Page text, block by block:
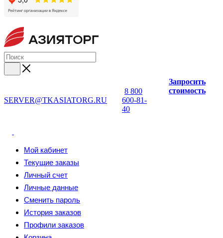
SERVER@TKASIATORG.RU
8 800
600-81-
40
Запросить
стоимость
Мой кабинет
Текущие заказы
Личный счет
Личные данные
Сменить пароль
История заказов
Профили заказов